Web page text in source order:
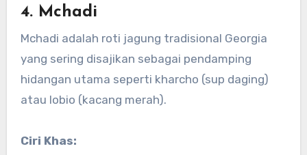
4. Mchadi
Mchadi adalah roti jagung tradisional Georgia
yang sering disajikan sebagai pendamping
hidangan utama seperti kharcho (sup daging)
atau lobio (kacang merah).
Ciri Khas: